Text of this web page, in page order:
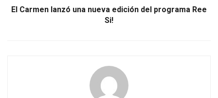
El Carmen lanzó una nueva edición del programa Ree
Si!